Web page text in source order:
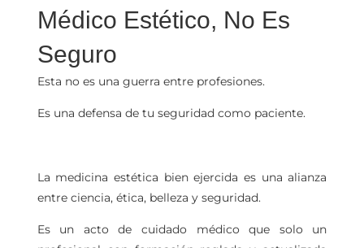
Médico Estético, No Es
Seguro
Esta no es una guerra entre profesiones.
Es una defensa de tu seguridad como paciente.
La medicina estética bien ejercida es una alianza
entre ciencia, ética, belleza y seguridad.
Es un acto de cuidado médico que solo un